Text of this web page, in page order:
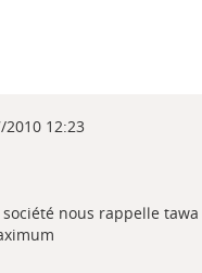
2010 12:23
nous rappelle tawa